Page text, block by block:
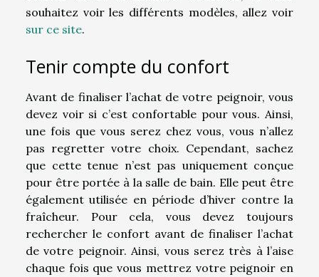
souhaitez voir les différents modèles, allez voir
sur ce site.
Tenir compte du confort
Avant de finaliser l’achat de votre peignoir, vous
devez voir si c’est confortable pour vous. Ainsi,
une fois que vous serez chez vous, vous n’allez
pas regretter votre choix. Cependant, sachez
que cette tenue n’est pas uniquement conçue
pour être portée à la salle de bain. Elle peut être
également utilisée en période d’hiver contre la
fraîcheur. Pour cela, vous devez toujours
rechercher le confort avant de finaliser l’achat
de votre peignoir. Ainsi, vous serez très à l’aise
chaque fois que vous mettrez votre peignoir en